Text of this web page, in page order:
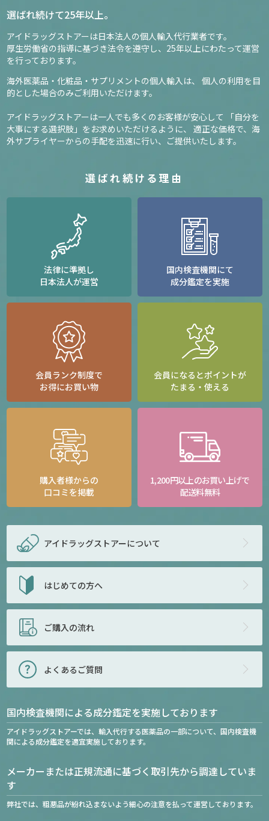
選ばれ続けて25年以上。
アイドラッグストアーは日本法人の個人輸入代行業者です。
厚生労働省の指導に基づき法令を遵守し、 25年以上にわたって運営
を行っております。
海外医薬品・化粧品・サプリメントの個人輸入は、
個人の利用を目
的とした場合のみご利用いただけます。
アイドラッグストアーは一人でも多くのお客様が安心して
「自分を
大事にする選択肢」をお求めいただけるように、
適正な価格で、海
外サプライヤーからの手配を迅速に行い、ご提供いたします。
選ばれ続ける理由
法律に準拠し
日本法人が運営
国内検査機関にて
成分鑑定を実施
会員ランク制度で
お得にお買い物
会員になるとポイントが
たまる・使える
購入者様からの
口コミを掲載
1,200円以上のお買い上げで
配送料無料
アイドラッグストアーについて
はじめての方へ
ご購入の流れ
よくあるご質問
国内検査機関による成分鑑定を実施しております
アイドラッグストアーでは、輸入代行する医薬品の一部について、国内検査機
関による成分鑑定を適宜実施しております。
メーカーまたは正規流通に基づく取引先から調達していま
す
弊社では、粗悪品が紛れ込まないよう細心の注意を払って運営しております。